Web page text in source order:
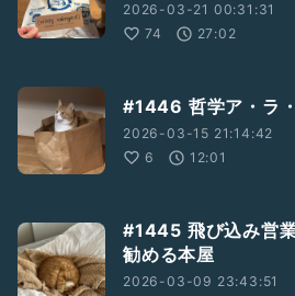
2026-03-21 00:31:31
74
27:02
#1446 哲学ア・ラ
2026-03-15 21:14:42
6
12:01
#1445 飛び込み営
勧める本屋
2026-03-09 23:43:51